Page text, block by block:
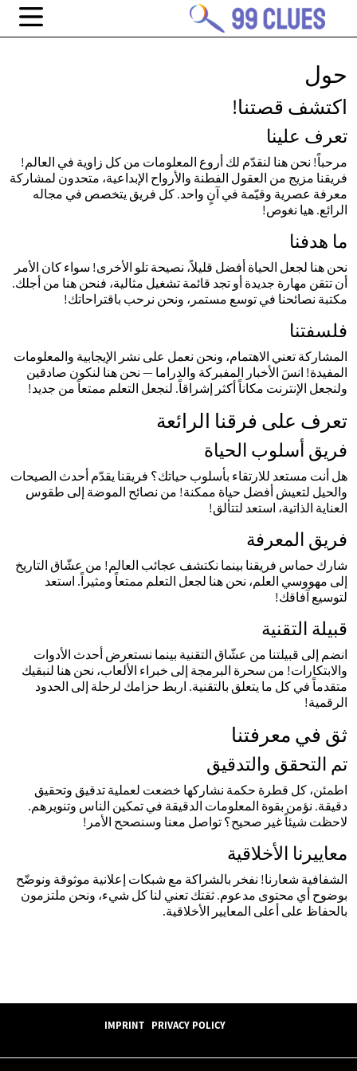
حول
اكتشف قصتنا!
تعرف علينا
مرحباً! نحن هنا لنقدّم لك أروع المعلومات من كل زاوية في العالم!
فريقنا مزيج من العقول الفطنة والأرواح الإبداعية، متحدون لمشاركة
معرفة عصرية وقيّمة في آنٍ واحد. كل فريق يتخصص في مجاله
الرائع. هيا نغوص!
ما هدفنا
نحن هنا لجعل الحياة أفضل قليلاً، نصيحة تلو الأخرى! سواء كان الأمر
أن تتقن مهارة جديدة أو تجد قائمة تشغيل مثالية، فنحن هنا من أجلك.
مكتبة نصائحنا في توسع مستمر، ونحن نرحب باقتراحاتك!
فلسفتنا
المشاركة تعني الاهتمام، ونحن نعمل على نشر الإيجابية والمعلومات
المفيدة! انسَ الأخبار المفبركة والدراما — نحن هنا لنكون صادقين
ولنجعل الإنترنت مكاناً أكثر إشراقاً. لنجعل التعلم ممتعاً من جديد!
تعرف على فرقنا الرائعة
فريق أسلوب الحياة
هل أنت مستعد للارتقاء بأسلوب حياتك؟ فريقنا يقدّم أحدث الصيحات
والحيل لتعيش أفضل حياة ممكنة! من نصائح الموضة إلى طقوس
العناية الذاتية، استعد لتتألق!
فريق المعرفة
شارك حماس فريقنا بينما نكتشف عجائب العالم! من عشّاق التاريخ
إلى مهووسي العلم، نحن هنا لجعل التعلم ممتعاً ومثيراً. استعد
لتوسيع آفاقك!
قبيلة التقنية
انضم إلى قبيلتنا من عشّاق التقنية بينما نستعرض أحدث الأدوات
والابتكارات! من سحرة البرمجة إلى خبراء الألعاب، نحن هنا لنبقيك
متقدماً في كل ما يتعلق بالتقنية. اربط حزامك لرحلة إلى الحدود
الرقمية!
ثق في معرفتنا
تم التحقق والتدقيق
اطمئن، كل قطرة حكمة نشاركها خضعت لعملية تدقيق وتحقيق
دقيقة. نؤمن بقوة المعلومات الدقيقة في تمكين الناس وتنويرهم.
لاحظت شيئاً غير صحيح؟ تواصل معنا وسنصحح الأمر!
معاييرنا الأخلاقية
الشفافية شعارنا! نفخر بالشراكة مع شبكات إعلانية موثوقة ونوضّح
بوضوح أي محتوى مدعوم. ثقتك تعني لنا كل شيء، ونحن ملتزمون
بالحفاظ على أعلى المعايير الأخلاقية.
PRIVACY POLICY
IMPRINT